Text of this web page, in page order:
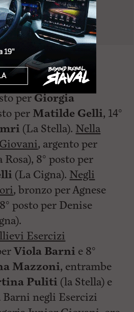
Giovani
perGiorgia
perMatilde Gelli, 14°
(La Stella). Nella
, argento per
Rosa), 8° posto per
(La Cigna). Negli
, bronzo per Agnese
posto per Denise
Esercizi
Viola Barni e 8°
Mazzoni, entrambe
Puliti (la Stella) e
Barni negli Esercizi